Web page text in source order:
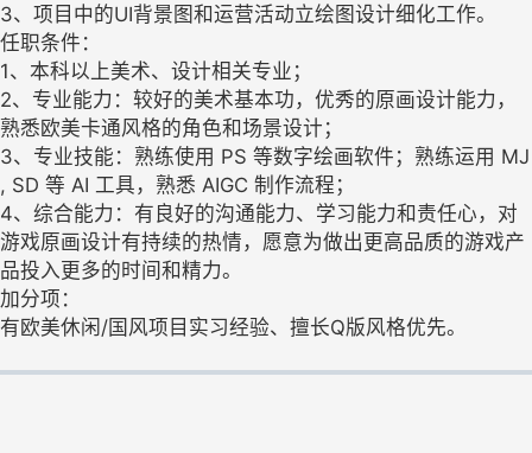
3、项目中的UI背景图和运营活动立绘图设计细化工作。
任职条件：
1、本科以上美术、设计相关专业；
2、专业能力：较好的美术基本功，优秀的原画设计能力，
熟悉欧美卡通风格的角色和场景设计；
3、专业技能：熟练使用 PS 等数字绘画软件；熟练运用 MJ
, SD 等 AI 工具，熟悉 AIGC 制作流程；
4、综合能力：有良好的沟通能力、学习能力和责任心，对
游戏原画设计有持续的热情，愿意为做出更高品质的游戏产
品投入更多的时间和精力。
加分项：
有欧美休闲/国风项目实习经验、擅长Q版风格优先。